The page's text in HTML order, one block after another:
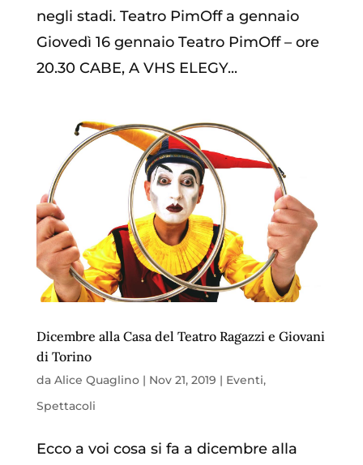
negli stadi. Teatro PimOff a gennaio
Giovedì 16 gennaio Teatro PimOff – ore
20.30 CABE, A VHS ELEGY...
Dicembre alla Casa del Teatro Ragazzi e Giovani
di Torino
da Alice Quaglino| Nov 21, 2019 | Eventi,
Spettacoli
Ecco a voi cosa si fa a dicembre alla